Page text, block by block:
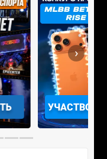
УЧАСТВОВАТЬ
›